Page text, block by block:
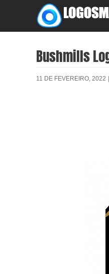
content
Bushmills
11 DE FEVEREIRO, 2022 |